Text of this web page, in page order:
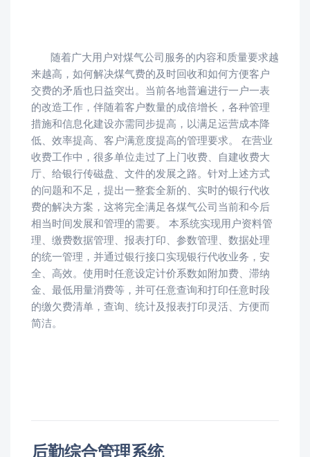
随着广大用户对煤气公司服务的内容和质量要求越
来越高，如何解决煤气费的及时回收和如何方便客户
交费的矛盾也日益突出。当前各地普遍进行一户一表
的改造工作，伴随着客户数量的成倍增长，各种管理
措施和信息化建设亦需同步提高，以满足运营成本降
低、效率提高、客户满意度提高的管理要求。 在营业
收费工作中，很多单位走过了上门收费、自建收费大
厅、给银行传磁盘、文件的发展之路。针对上述方式
的问题和不足，提出一整套全新的、实时的银行代收
费的解决方案，这将完全满足各煤气公司当前和今后
相当时间发展和管理的需要。 本系统实现用户资料管
理、缴费数据管理、报表打印、参数管理、数据处理
的统一管理，并通过银行接口实现银行代收业务，安
全、高效。使用时任意设定计价系数如附加费、滞纳
金、最低用量消费等，并可任意查询和打印任意时段
的缴欠费清单，查询、统计及报表打印灵活、方便而
简洁。
后勤综合管理系统